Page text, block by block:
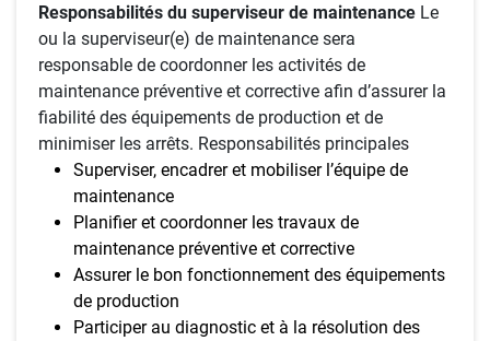
Responsabilités du superviseur de maintenance Le
ou la superviseur(e) de maintenance sera
responsable de coordonner les activités de
maintenance préventive et corrective afin d’assurer la
fiabilité des équipements de production et de
minimiser les arrêts. Responsabilités principales
Superviser, encadrer et mobiliser l’équipe de
maintenance
Planifier et coordonner les travaux de
maintenance préventive et corrective
Assurer le bon fonctionnement des équipements
de production
Participer au diagnostic et à la résolution des